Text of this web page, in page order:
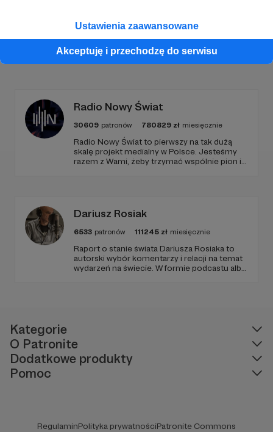
Ustawienia zaawansowane
Akceptuję i przechodzę do serwisu
Promowani autorzy
Radio Nowy Świat
30609 patronów 780829 zł miesięcznie
Radio Nowy Świat to pierwszy na tak dużą
skalę projekt medialny w Polsce. Jesteśmy
razem z Wami, żeby trzymać wspólnie pion i
Dariusz Rosiak
6533 patronów 111245 zł miesięcznie
Raport o stanie świata Dariusza Rosiaka to
autorski wybór komentarzy i relacji na temat
wydarzeń na świecie. W formie podcastu albo
Kategorie
O Patronite
Dodatkowe produkty
Pomoc
RegulaminPolityka prywatnościPatronite Commons